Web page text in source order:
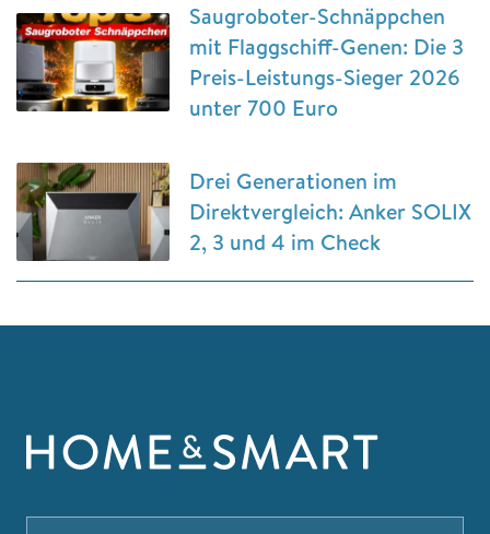
Saugroboter-Schnäppchen
mit Flaggschiff-Genen: Die 3
Preis-Leistungs-Sieger 2026
unter 700 Euro
Drei Generationen im
Direktvergleich: Anker SOLIX
2, 3 und 4 im Check